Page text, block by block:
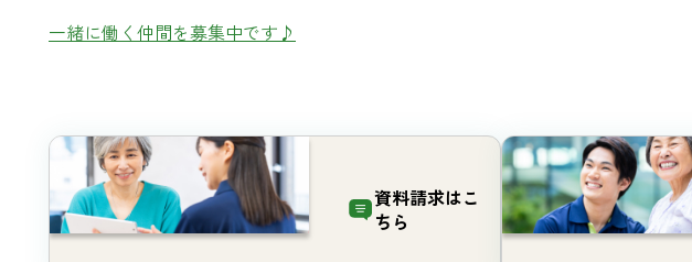
一緒に働く仲間を募集中です♪
資料請求はこ
ちら